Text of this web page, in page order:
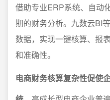
借助专业ERP系统、自动
期的财务分析。九数云BI
数据，实现一键核算、报
和准确性。
电商财务核算复杂性促使